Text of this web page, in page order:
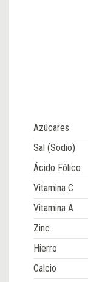
Azúcares
Sal (Sodio)
Ácido Fólico
Vitamina C
Vitamina A
Zinc
Hierro
Calcio